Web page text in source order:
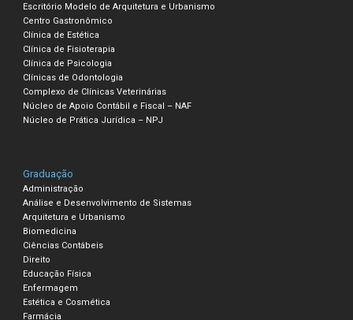
Escritório Modelo de Arquitetura e Urbanismo
Centro Gastronômico
Clínica de Estética
Clínica de Fisioterapia
Clínica de Psicologia
Clínicas de Odontologia
Complexo de Clínicas Veterinárias
Núcleo de Apoio Contábil e Fiscal – NAF
Núcleo de Prática Jurídica – NPJ
Graduação
Administração
Análise e Desenvolvimento de Sistemas
Arquitetura e Urbanismo
Biomedicina
Ciências Contábeis
Direito
Educação Física
Enfermagem
Estética e Cosmética
Farmácia